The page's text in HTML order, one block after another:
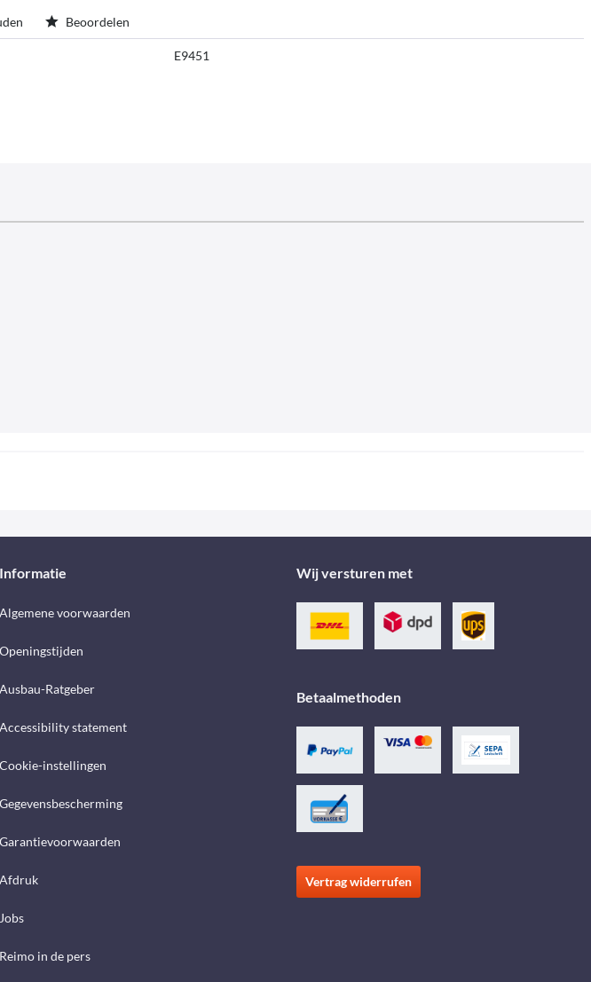
Beoordelen
E9451
Informatie
Algemene voorwaarden
Openingstijden
Ausbau-Ratgeber
Accessibility statement
Cookie-instellingen
Gegevensbescherming
Garantievoorwaarden
Afdruk
Jobs
Reimo in de pers
Wij versturen met
Betaalmethoden
Vertrag widerrufen